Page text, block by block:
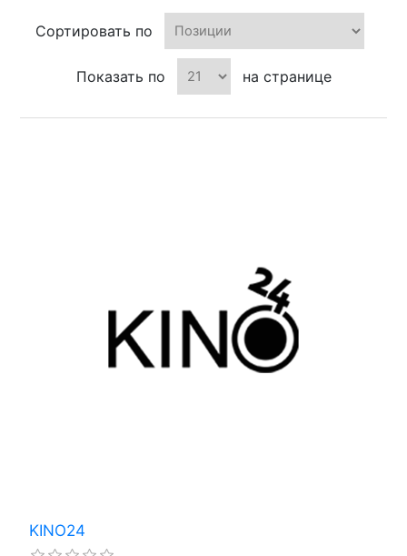
Сортировать по
Показать по на странице
KINO24